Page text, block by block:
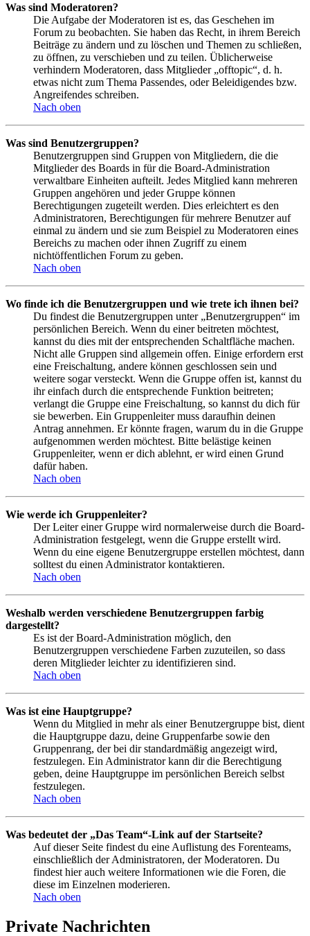
Was sind Moderatoren?
Die Aufgabe der Moderatoren ist es, das Geschehen im
Forum zu beobachten. Sie haben das Recht, in ihrem Bereich
Beiträge zu ändern und zu löschen und Themen zu schließen,
zu öffnen, zu verschieben und zu teilen. Üblicherweise
verhindern Moderatoren, dass Mitglieder „offtopic“, d. h.
etwas nicht zum Thema Passendes, oder Beleidigendes bzw.
Angreifendes schreiben.
Nach oben
Was sind Benutzergruppen?
Benutzergruppen sind Gruppen von Mitgliedern, die die
Mitglieder des Boards in für die Board-Administration
verwaltbare Einheiten aufteilt. Jedes Mitglied kann mehreren
Gruppen angehören und jeder Gruppe können
Berechtigungen zugeteilt werden. Dies erleichtert es den
Administratoren, Berechtigungen für mehrere Benutzer auf
einmal zu ändern und sie zum Beispiel zu Moderatoren eines
Bereichs zu machen oder ihnen Zugriff zu einem
nichtöffentlichen Forum zu geben.
Nach oben
Wo finde ich die Benutzergruppen und wie trete ich ihnen bei?
Du findest die Benutzergruppen unter „Benutzergruppen“ im
persönlichen Bereich. Wenn du einer beitreten möchtest,
kannst du dies mit der entsprechenden Schaltfläche machen.
Nicht alle Gruppen sind allgemein offen. Einige erfordern erst
eine Freischaltung, andere können geschlossen sein und
weitere sogar versteckt. Wenn die Gruppe offen ist, kannst du
ihr einfach durch die entsprechende Funktion beitreten;
verlangt die Gruppe eine Freischaltung, so kannst du dich für
sie bewerben. Ein Gruppenleiter muss daraufhin deinen
Antrag annehmen. Er könnte fragen, warum du in die Gruppe
aufgenommen werden möchtest. Bitte belästige keinen
Gruppenleiter, wenn er dich ablehnt, er wird einen Grund
dafür haben.
Nach oben
Wie werde ich Gruppenleiter?
Der Leiter einer Gruppe wird normalerweise durch die Board-
Administration festgelegt, wenn die Gruppe erstellt wird.
Wenn du eine eigene Benutzergruppe erstellen möchtest, dann
solltest du einen Administrator kontaktieren.
Nach oben
Weshalb werden verschiedene Benutzergruppen farbig
dargestellt?
Es ist der Board-Administration möglich, den
Benutzergruppen verschiedene Farben zuzuteilen, so dass
deren Mitglieder leichter zu identifizieren sind.
Nach oben
Was ist eine Hauptgruppe?
Wenn du Mitglied in mehr als einer Benutzergruppe bist, dient
die Hauptgruppe dazu, deine Gruppenfarbe sowie den
Gruppenrang, der bei dir standardmäßig angezeigt wird,
festzulegen. Ein Administrator kann dir die Berechtigung
geben, deine Hauptgruppe im persönlichen Bereich selbst
festzulegen.
Nach oben
Was bedeutet der „Das Team“-Link auf der Startseite?
Auf dieser Seite findest du eine Auflistung des Forenteams,
einschließlich der Administratoren, der Moderatoren. Du
findest hier auch weitere Informationen wie die Foren, die
diese im Einzelnen moderieren.
Nach oben
Private Nachrichten